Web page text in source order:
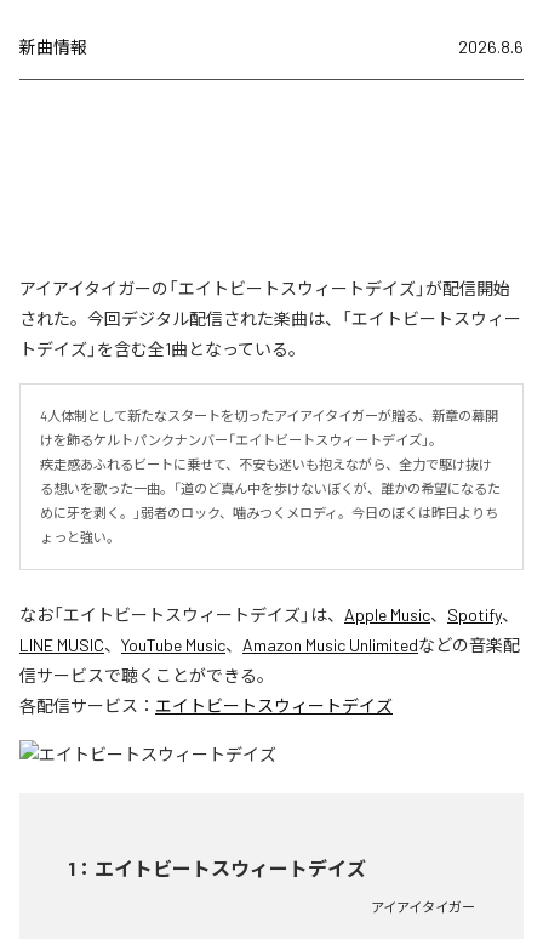
新曲情報 2026.8.6
アイアイタイガーの「エイトビートスウィートデイズ」が配信開始
された。今回デジタル配信された楽曲は、「エイトビートスウィー
トデイズ」を含む全1曲となっている。
4人体制として新たなスタートを切ったアイアイタイガーが贈る、新章の幕開
けを飾るケルトパンクナンバー「エイトビートスウィートデイズ」。
疾走感あふれるビートに乗せて、不安も迷いも抱えながら、全力で駆け抜け
る想いを歌った一曲。「道のど真ん中を歩けないぼくが、誰かの希望になるた
めに牙を剥く。」弱者のロック、噛みつくメロディ。今日のぼくは昨日よりち
ょっと強い。
なお「エイトビートスウィートデイズ」は、 Apple Music、 Spotify、
LINE MUSIC、 YouTube Music、 Amazon Music Unlimitedなどの音楽配
信サービスで聴くことができる。
各配信サービス： エイトビートスウィートデイズ
1 ： エイトビートスウィートデイズ
アイアイタイガー